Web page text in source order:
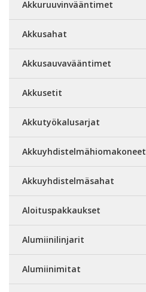
Akkuruuvinvääntimet
Akkusahat
Akkusauvavääntimet
Akkusetit
Akkutyökalusarjat
Akkuyhdistelmähiomakoneet
Akkuyhdistelmäsahat
Aloituspakkaukset
Alumiinilinjarit
Alumiinimitat